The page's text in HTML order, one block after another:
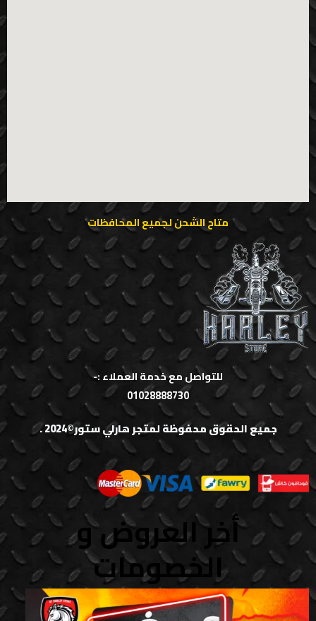
متاح الشحن لجميع المحافظات
للتواصل مع خدمة العملاء :-
01028888730
جميع الحقوق محفوظة لمتجر هارلي ستور©2024 .
أخر العروض و
الخصومات